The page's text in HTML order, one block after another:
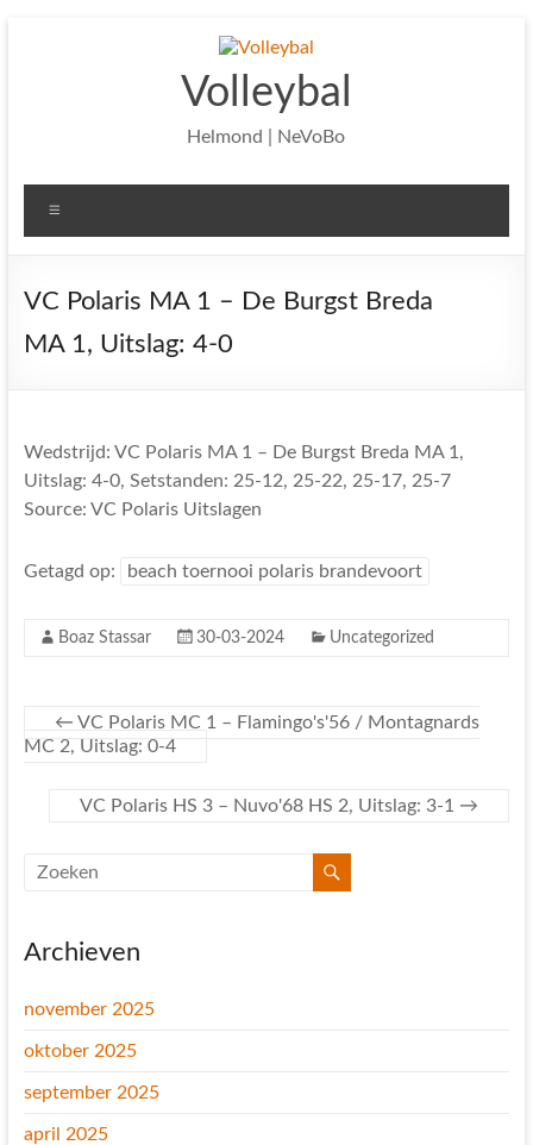
Volleybal
Helmond | NeVoBo
VC Polaris MA 1 – De Burgst Breda
MA 1, Uitslag: 4-0
Wedstrijd: VC Polaris MA 1 – De Burgst Breda MA 1,
Uitslag: 4-0, Setstanden: 25-12, 25-22, 25-17, 25-7
Source: VC Polaris Uitslagen
Getagd op: beach toernooi polaris brandevoort
Boaz Stassar 30-03-2024 Uncategorized
← VC Polaris MC 1 – Flamingo's'56 / Montagnards
MC 2, Uitslag: 0-4
VC Polaris HS 3 – Nuvo'68 HS 2, Uitslag: 3-1 →
Archieven
november 2025
oktober 2025
september 2025
april 2025